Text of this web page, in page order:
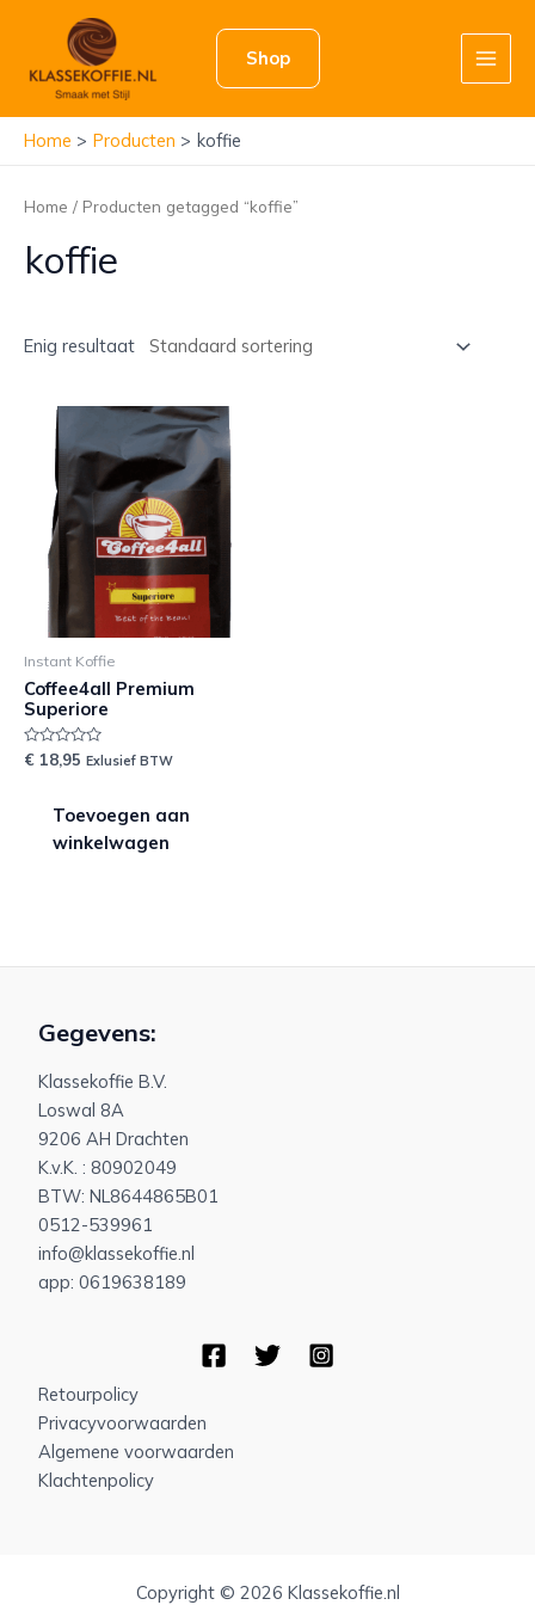
Shop
Main
Menu
Home Producten koffie
Home / Producten getagged “koffie”
koffie
Enig resultaat
Instant Koffie
Coffee4all Premium
Superiore
Waardering
0
€ 18,95 Exlusief BTW
Toevoegen aan
winkelwagen
Gegevens:
Klassekoffie B.V.
Loswal 8A
9206 AH Drachten
K.v.K. : 80902049
BTW: NL8644865B01
0512-539961
info@klassekoffie.nl
app: 0619638189
Retourpolicy
Privacyvoorwaarden
Algemene voorwaarden
Klachtenpolicy
Copyright © 2026 Klassekoffie.nl